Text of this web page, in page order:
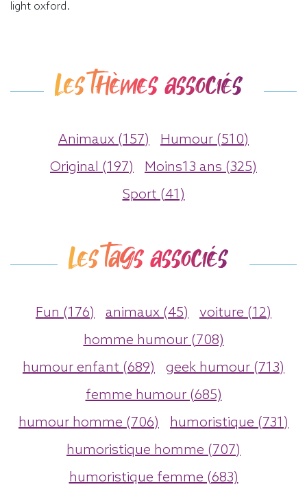
light oxford.
Les thèmes associés
Animaux (157)
Humour (510)
Original (197)
Moins13 ans (325)
Sport (41)
Les tags associés
Fun (176) animaux (45)
voiture (12)
homme humour (708)
humour enfant (689)
geek humour (713)
femme humour (685)
humour homme (706)
humoristique (731)
humoristique homme (707)
humoristique femme (683)